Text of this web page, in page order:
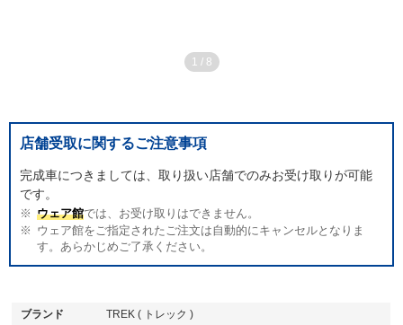
1 / 8
店舗受取に関するご注意事項
完成車につきましては、取り扱い店舗でのみお受け取りが可能
です。
ウェア館では、お受け取りはできません。
ウェア館をご指定されたご注文は自動的にキャンセルとなりま
す。あらかじめご了承ください。
ブランド
TREK ( トレック )